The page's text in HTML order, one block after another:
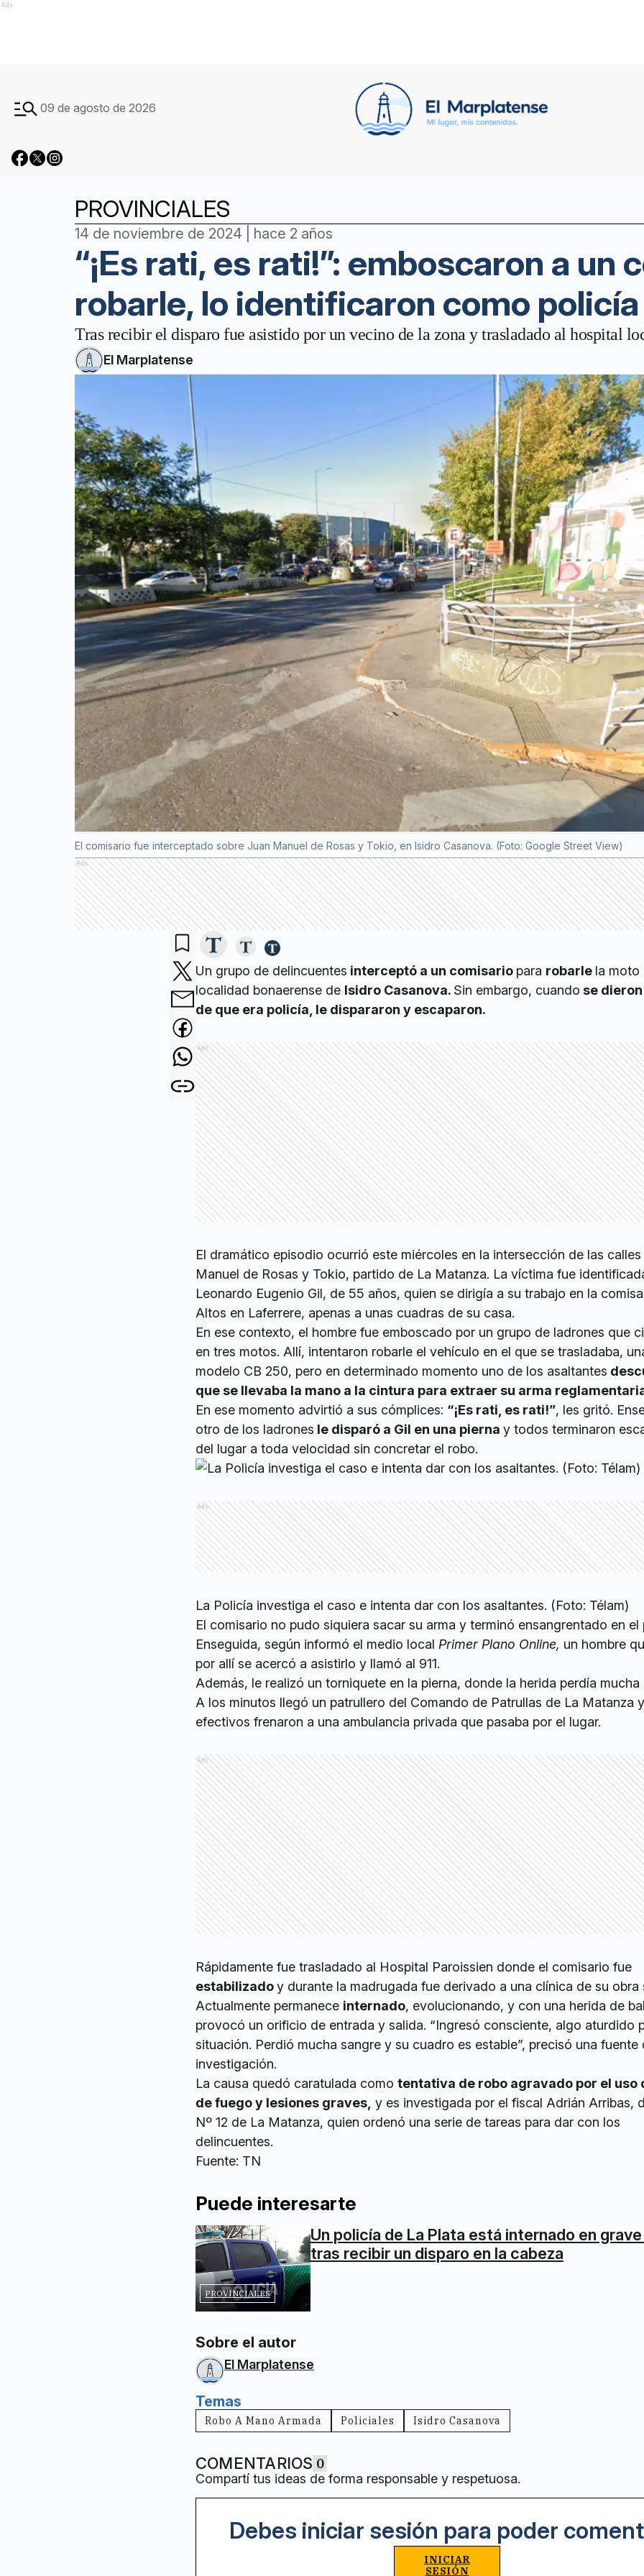
Ads
09 de agosto de 2026
PROVINCIALES
14 de noviembre de 2024 | hace 2 años
“¡Es rati, es rati!”: emboscaron a un
robarle, lo identificaron como
Tras recibir el disparo fue asistido por un vecino de la zona y trasladado al hospital
El Marplatense
El comisario fue interceptado sobre Juan Manuel de Rosas y Tokio, en Isidro Casanova. (Foto: Google Street View)
Ads
Un grupo de delincuentes interceptó a un comisario para robarle la moto
localidad bonaerense de Isidro Casanova. Sin embargo, cuando se
de que era policía, le dispararon y escaparon.
Ads
El dramático episodio ocurrió este miércoles en la intersección de las
Manuel de Rosas y Tokio, partido de La Matanza. La víctima fue
Leonardo Eugenio Gil, de 55 años, quien se dirigía a su trabajo en la
Altos en Laferrere, apenas a unas cuadras de su casa.
En ese contexto, el hombre fue emboscado por un grupo de ladrones que
en tres motos. Allí, intentaron robarle el vehículo en el que se trasladaba,
modelo CB 250, pero en determinado momento uno de los asaltantes
que se llevaba la mano a la cintura para extraer su arma
En ese momento advirtió a sus cómplices: “¡Es rati, es rati!”, les gritó.
otro de los ladrones le disparó a Gil en una pierna y todos terminaron
del lugar a toda velocidad sin concretar el robo.
Ads
La Policía investiga el caso e intenta dar con los asaltantes. (Foto: Télam)
El comisario no pudo siquiera sacar su arma y terminó ensangrentado en el
Enseguida, según informó el medio local Primer Plano Online, un hombre
por allí se acercó a asistirlo y llamó al 911.
Además, le realizó un torniquete en la pierna, donde la herida perdía mucha
A los minutos llegó un patrullero del Comando de Patrullas de La Matanza
efectivos frenaron a una ambulancia privada que pasaba por el lugar.
Ads
Rápidamente fue trasladado al Hospital Paroissien donde el comisario fue
estabilizadoy durante la madrugada fue derivado a una clínica de su obra
Actualmente permanece internado, evolucionando, y con una herida de
provocó un orificio de entrada y salida. “Ingresó consciente, algo aturdido
situación. Perdió mucha sangre y su cuadro es estable”, precisó una fuente
investigación.
La causa quedó caratulada como tentativa de robo agravado por el uso
de fuego y lesiones graves, y es investigada por el fiscal Adrián Arribas,
Nº 12 de La Matanza, quien ordenó una serie de tareas para dar con los
delincuentes.
Fuente: TN
Puede interesarte
PROVINCIALES
Un policía de La Plata está internado en
tras recibir un disparo en la cabeza
Sobre el autor
El Marplatense
Temas
Robo A Mano Armada Policiales Isidro Casanova
COMENTARIOS 0
Compartí tus ideas de forma responsable y respetuosa.
Debes iniciar sesión para poder
INICIAR
SESIÓN